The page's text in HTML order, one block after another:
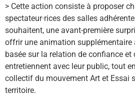
> Cette action consiste à proposer
spectateur·rices des salles
souhaitent, une avant-première
offrir une animation supplémentaire
basée sur la relation de confiance
entretiennent avec leur public, tout
collectif du mouvement Art et Essai
territoire.